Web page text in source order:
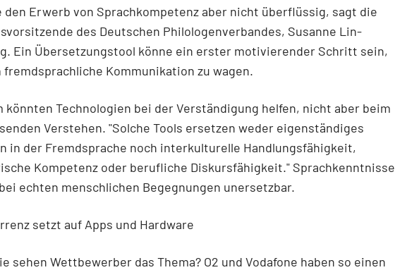
den Erwerb von Sprachkompetenz aber nicht überflüssig, sagt die
des Deutschen Philologenverbandes, Susanne Lin-
Ein Übersetzungstool könne ein erster motivierender Schritt sein,
fremdsprachliche Kommunikation zu wagen.
könnten Technologien bei der Verständigung helfen, nicht aber beim
Verstehen. "Solche Tools ersetzen weder eigenständiges
in der Fremdsprache noch interkulturelle Handlungsfähigkeit,
Kompetenz oder berufliche Diskursfähigkeit." Sprachkenntnisse
echten menschlichen Begegnungen unersetzbar.
setzt auf Apps und Hardware
sehen Wettbewerber das Thema? O2 und Vodafone haben so einen